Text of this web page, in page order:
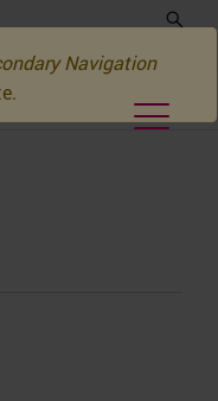
Navigation